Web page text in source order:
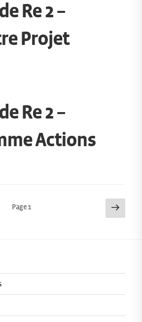
Re 2 –
Projet
Re 2 –
Actions
Page 1
Page